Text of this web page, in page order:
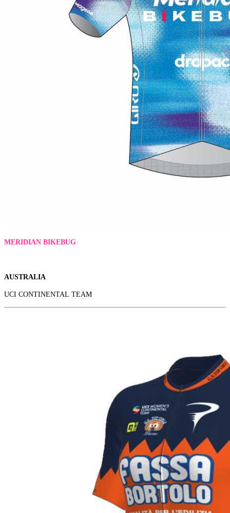
MERIDIAN BIKEBUG
AUSTRALIA
UCI CONTINENTAL TEAM